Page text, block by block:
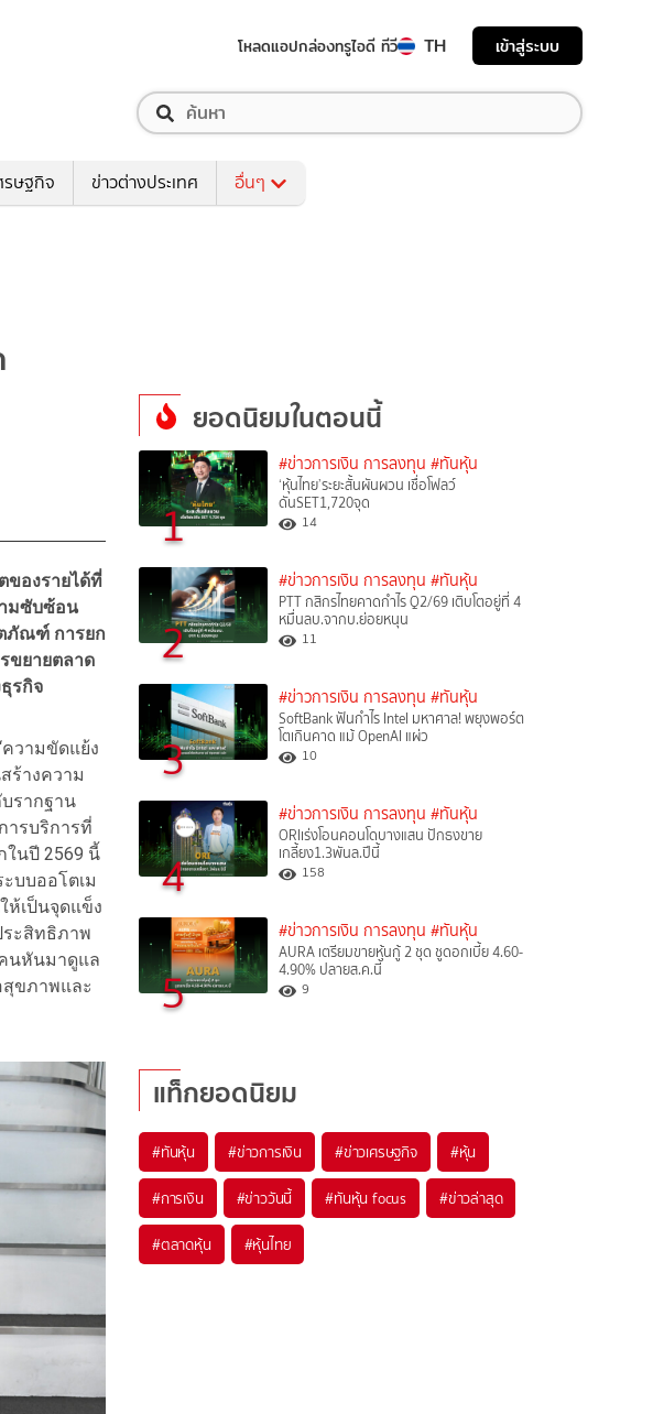
โหลดแอปกล่องทรูไอดี ทีวี TH เข้าสู่ระบบ
รษฐกิจ ข่าวต่างประเทศ อื่นๆ
ของรายได้ที่
มซับซ้อน
ภัณฑ์ การยก
ขยายตลาด
รกิจ
ความขัดแย้ง
ร้างความ
รากฐาน
ารบริการที่
นปี 2569 นี้
บบออโตเม
ห้เป็นจุดแข็ง
ระสิทธิภาพ
นหันมาดูแล
สุขภาพและ
ยอดนิยมในตอนนี้
1
#ข่าวการเงิน การลงทุน #ทันหุ้น
‘หุ้นไทย’ระยะสั้นผันผวน เชื่อโฟลว์
ดันSET1,720จุด
14
2
#ข่าวการเงิน การลงทุน #ทันหุ้น
PTT กสิกรไทยคาดกำไร Q2/69 เติบโตอยู่ที่ 4
หมื่นลบ.จากบ.ย่อยหนุน
11
3
#ข่าวการเงิน การลงทุน #ทันหุ้น
SoftBank ฟันกำไร Intel มหาศาล! พยุงพอร์ต
โตเกินคาด แม้ OpenAI แผ่ว
10
4
#ข่าวการเงิน การลงทุน #ทันหุ้น
ORIเร่งโอนคอนโดบางแสน ปักธงขาย
เกลี้ยง1.3พันล.ปีนี้
158
5
#ข่าวการเงิน การลงทุน #ทันหุ้น
AURA เตรียมขายหุ้นกู้ 2 ชุด ชูดอกเบี้ย 4.60-
4.90% ปลายส.ค.นี้
9
แท็กยอดนิยม
#ทันหุ้น #ข่าวการเงิน #ข่าวเศรษฐกิจ #หุ้น
#การเงิน #ข่าววันนี้ #ทันหุ้น focus #ข่าวล่าสุด
#ตลาดหุ้น #หุ้นไทย